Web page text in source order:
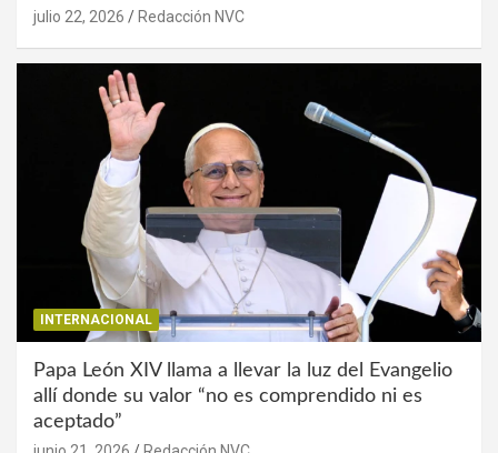
julio 22, 2026 Redacción NVC
INTERNACIONAL
Papa León XIV llama a llevar la luz del Evangelio
allí donde su valor “no es comprendido ni es
aceptado”